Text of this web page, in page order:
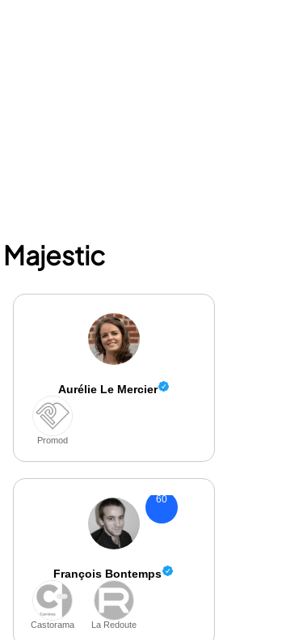
Aurélie Le Mercier
Promod
60
François Bontemps
Castorama La Redoute